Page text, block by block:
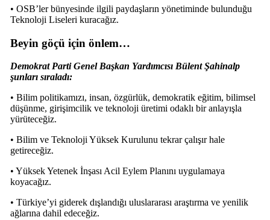
• OSB’ler bünyesinde ilgili paydaşların yönetiminde bulunduğu
Teknoloji Liseleri kuracağız.
Beyin göçü için önlem…
Demokrat Parti Genel Başkan Yardımcısı Bülent Şahinalp
şunları sıraladı:
• Bilim politikamızı, insan, özgürlük, demokratik eğitim, bilimsel
düşünme, girişimcilik ve teknoloji üretimi odaklı bir anlayışla
yürüteceğiz.
• Bilim ve Teknoloji Yüksek Kurulunu tekrar çalışır hale
getireceğiz.
• Yüksek Yetenek İnşası Acil Eylem Planını uygulamaya
koyacağız.
• Türkiye’yi giderek dışlandığı uluslararası araştırma ve yenilik
ağlarına dahil edeceğiz.